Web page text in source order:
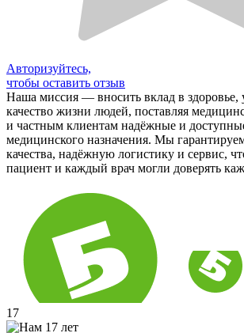
Авторизуйтесь,
чтобы оставить отзыв
Наша миссия — вносить вклад в здоровье,
качество жизни людей, поставляя
и частным клиентам надёжные и
медицинского назначения. Мы
качества, надёжную логистику и сервис,
пациент и каждый врач могли доверять
17